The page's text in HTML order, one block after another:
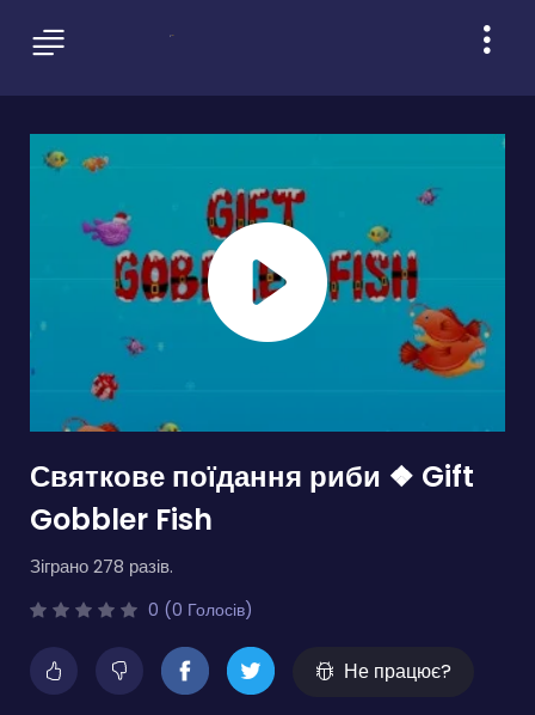
Святкове поїдання риби ❖ Gift
Gobbler Fish
Зіграно 278 разів.
0 (0 Голосів)
Не працює?